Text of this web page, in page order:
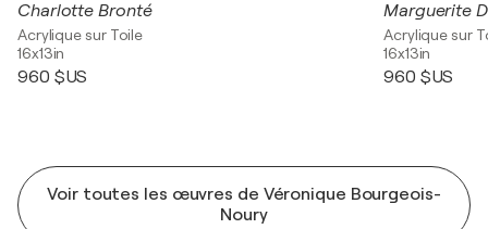
Charlotte Bronté
Acrylique sur Toile
16x13in
960 $US
Marguerite
Acrylique sur
16x13in
960 $US
Voir toutes les œuvres de Véronique Bourgeois-
Noury